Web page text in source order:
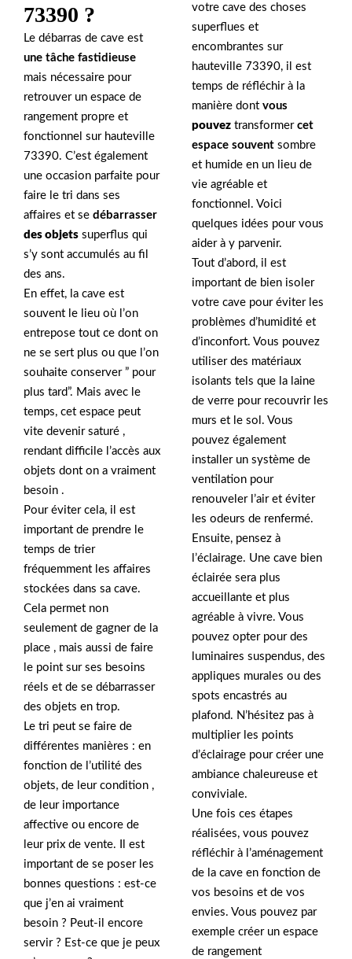
73390 ?
Le débarras de cave est
une tâche fastidieuse
mais nécessaire pour
retrouver un espace de
rangement propre et
fonctionnel sur hauteville
73390. C’est également
une occasion parfaite pour
faire le tri dans ses
affaires et se débarrasser
des objets superflus qui
s’y sont accumulés au fil
des ans.
En effet, la cave est
souvent le lieu où l’on
entrepose tout ce dont on
ne se sert plus ou que l’on
souhaite conserver ” pour
plus tard”. Mais avec le
temps, cet espace peut
vite devenir saturé ,
rendant difficile l’accès aux
objets dont on a vraiment
besoin .
Pour éviter cela, il est
important de prendre le
temps de trier
fréquemment les affaires
stockées dans sa cave.
Cela permet non
seulement de gagner de la
place , mais aussi de faire
le point sur ses besoins
réels et de se débarrasser
des objets en trop.
Le tri peut se faire de
différentes manières : en
fonction de l’utilité des
objets, de leur condition ,
de leur importance
affective ou encore de
leur prix de vente. Il est
important de se poser les
bonnes questions : est-ce
que j’en ai vraiment
besoin ? Peut-il encore
servir ? Est-ce que je peux
votre cave des choses
superflues et
encombrantes sur
hauteville 73390, il est
temps de réfléchir à la
manière dont vous
pouvez transformer cet
espace souvent sombre
et humide en un lieu de
vie agréable et
fonctionnel. Voici
quelques idées pour vous
aider à y parvenir.
Tout d’abord, il est
important de bien isoler
votre cave pour éviter les
problèmes d’humidité et
d’inconfort. Vous pouvez
utiliser des matériaux
isolants tels que la laine
de verre pour recouvrir les
murs et le sol. Vous
pouvez également
installer un système de
ventilation pour
renouveler l’air et éviter
les odeurs de renfermé.
Ensuite, pensez à
l’éclairage. Une cave bien
éclairée sera plus
accueillante et plus
agréable à vivre. Vous
pouvez opter pour des
luminaires suspendus, des
appliques murales ou des
spots encastrés au
plafond. N’hésitez pas à
multiplier les points
d’éclairage pour créer une
ambiance chaleureuse et
conviviale.
Une fois ces étapes
réalisées, vous pouvez
réfléchir à l’aménagement
de la cave en fonction de
vos besoins et de vos
envies. Vous pouvez par
exemple créer un espace
de rangement